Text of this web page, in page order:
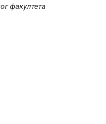
факултета